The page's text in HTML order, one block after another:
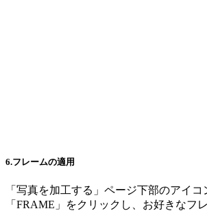
6.フレームの適用
「写真を加工する」ページ下部のアイ
「FRAME」をクリックし、お好きなフ